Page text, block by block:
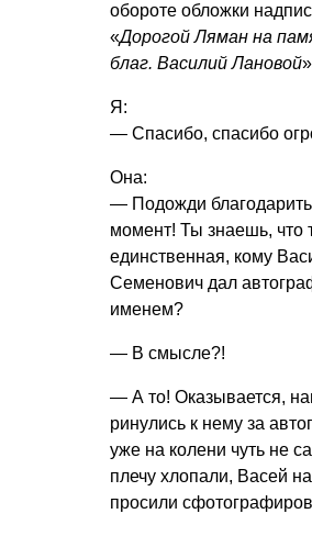
обороте обложки
«Дорогой Ляман на
благ. Василий Лановой
Я:
— Спасибо, спасибо
Она:
— Подожди
момент! Ты знаешь, что
единственная, кому
Семенович дал
именем?
— В смысле?!
— А то! Оказывается,
ринулись к нему за
уже на колени чуть не
плечу хлопали, Васей
просили